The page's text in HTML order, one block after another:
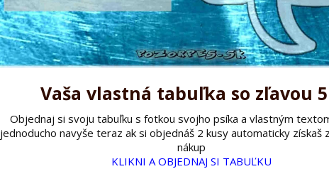
Vaša vlastná tabuľka so zľavou
Objednaj si svoju tabuľku s fotkou svojho psíka a vlastným
jednoducho navyše teraz ak si objednáš 2 kusy automaticky získaš
nákup
KLIKNI A OBJEDNAJ SI TABUĽKU